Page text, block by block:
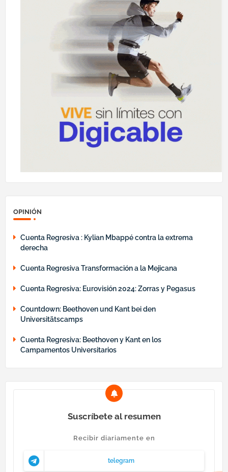
OPINIÓN
Cuenta Regresiva : Kylian Mbappé contra la extrema
derecha
Cuenta Regresiva Transformación a la Mejicana
Cuenta Regresiva: Eurovisión 2024: Zorras y Pegasus
Countdown: Beethoven und Kant bei den
Universitätscamps
Cuenta Regresiva: Beethoven y Kant en los
Campamentos Universitarios
Suscríbete al resumen
Recibir diariamente en
telegram